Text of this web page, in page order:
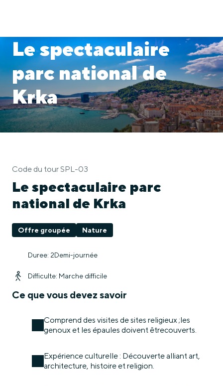
Le spectaculaire
parc national de
Krka
Code du tour SPL-03
Le spectaculaire parc
national de Krka
Offre groupée Nature
Duree: 2Demi-journée
Difficulte: Marche difficile
Ce que vous devez savoir
Comprend des visites de sites religieux ;les
genoux et les épaules doivent êtrecouverts.
Expérience culturelle : Découverte alliant art,
architecture, histoire et religion.